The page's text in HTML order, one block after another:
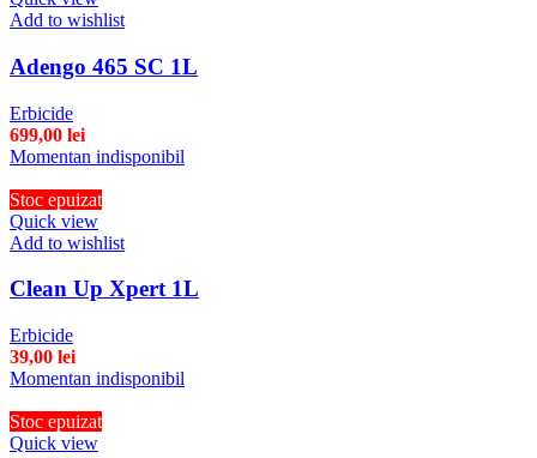
Add to wishlist
Adengo 465 SC 1L
Erbicide
699,00 lei
Momentan indisponibil
Stoc epuizat
Quick view
Add to wishlist
Clean Up Xpert 1L
Erbicide
39,00 lei
Momentan indisponibil
Stoc epuizat
Quick view